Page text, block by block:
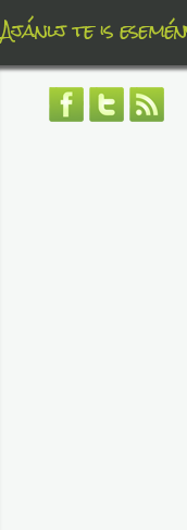
Ajánlj te is